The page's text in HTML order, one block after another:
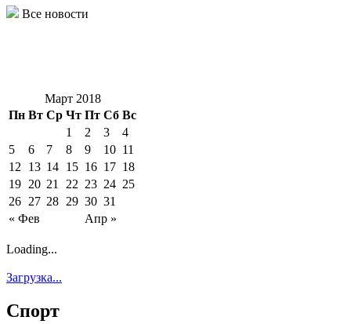
Все новости
Март 2018
Пн Вт Ср Чт Пт Сб Вс
« Фев Апр »
1 2 3
4
5
6 7 8 9 10 11
12
13 14 15 16 17 18
19 20 21 22 23 24 25
26 27 28 29 30 31
Loading...
Загрузка...
Спорт